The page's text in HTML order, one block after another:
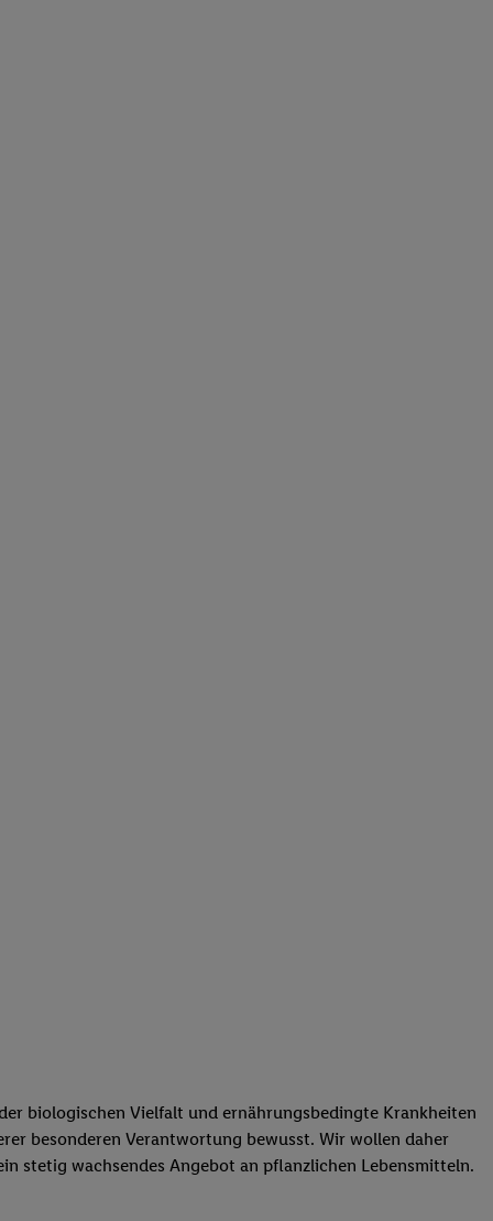
biologischen Vielfalt und ernährungsbedingte Krankheiten
besonderen Verantwortung bewusst. Wir wollen daher
stetig wachsendes Angebot an pflanzlichen Lebensmitteln.